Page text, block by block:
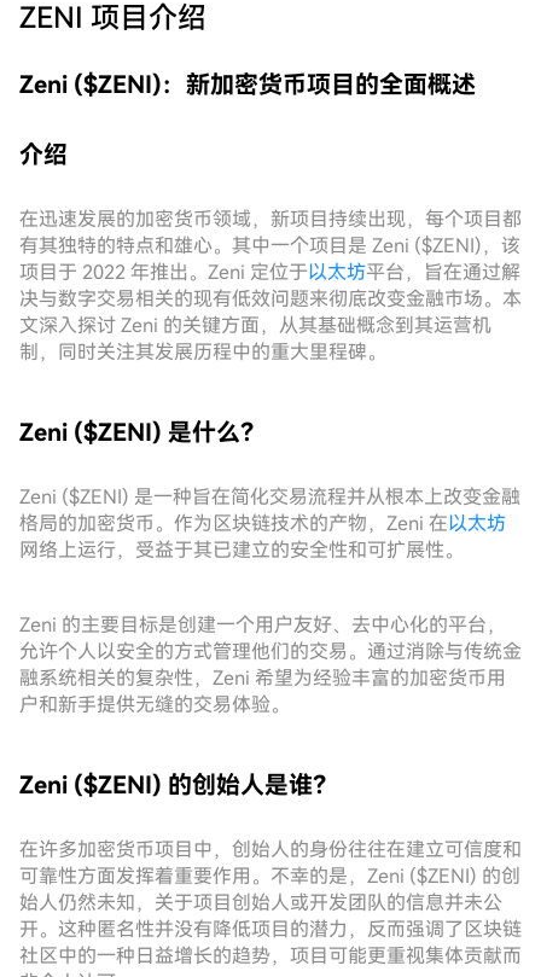
ZENI 项目介绍
Zeni ($ZENI)：新加密货币项目的全面概述
介绍
在迅速发展的加密货币领域，新项目持续出现，每个项目都
有其独特的特点和雄心。其中一个项目是 Zeni ($ZENI)，该
项目于 2022 年推出。Zeni 定位于以太坊平台，旨在通过解
决与数字交易相关的现有低效问题来彻底改变金融市场。本
文深入探讨 Zeni 的关键方面，从其基础概念到其运营机
制，同时关注其发展历程中的重大里程碑。
Zeni ($ZENI) 是什么？
Zeni ($ZENI) 是一种旨在简化交易流程并从根本上改变金融
格局的加密货币。作为区块链技术的产物，Zeni 在以太坊
网络上运行，受益于其已建立的安全性和可扩展性。
Zeni 的主要目标是创建一个用户友好、去中心化的平台，
允许个人以安全的方式管理他们的交易。通过消除与传统金
融系统相关的复杂性，Zeni 希望为经验丰富的加密货币用
户和新手提供无缝的交易体验。
Zeni ($ZENI) 的创始人是谁？
在许多加密货币项目中，创始人的身份往往在建立可信度和
可靠性方面发挥着重要作用。不幸的是，Zeni ($ZENI) 的创
始人仍然未知，关于项目创始人或开发团队的信息并未公
开。这种匿名性并没有降低项目的潜力，反而强调了区块链
社区中的一种日益增长的趋势，项目可能更重视集体贡献而